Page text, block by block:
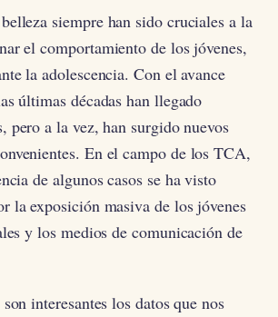
siempre han sido cruciales a la
el comportamiento de los jóvenes,
la adolescencia. Con el avance
últimas décadas han llegado
pero a la vez, han surgido nuevos
En el campo de los TCA,
de algunos casos se ha visto
la exposición masiva de los jóvenes
y los medios de comunicación de
interesantes los datos que nos